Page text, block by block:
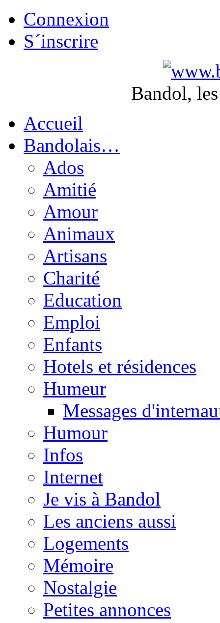
Connexion
S´inscrire
Bandol,
Accueil
Bandolais…
Ados
Amitié
Amour
Animaux
Artisans
Charité
Education
Emploi
Enfants
Hotels et résidences
Humeur
Messages
Humour
Infos
Internet
Je vis à Bandol
Les anciens aussi
Logements
Mémoire
Nostalgie
Petites annonces